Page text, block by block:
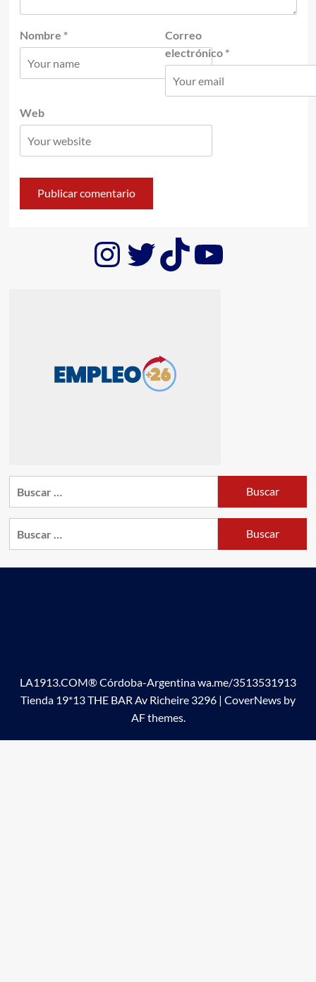
Nombre *
Correo
electrónico *
Web
Instagram
Twitter
TikTok
LA1913.COM® Córdoba-Argentina wa.me/3513531913
Tienda 19*13 THE BAR Av Richeire 3296 | CoverNews by
AF themes.